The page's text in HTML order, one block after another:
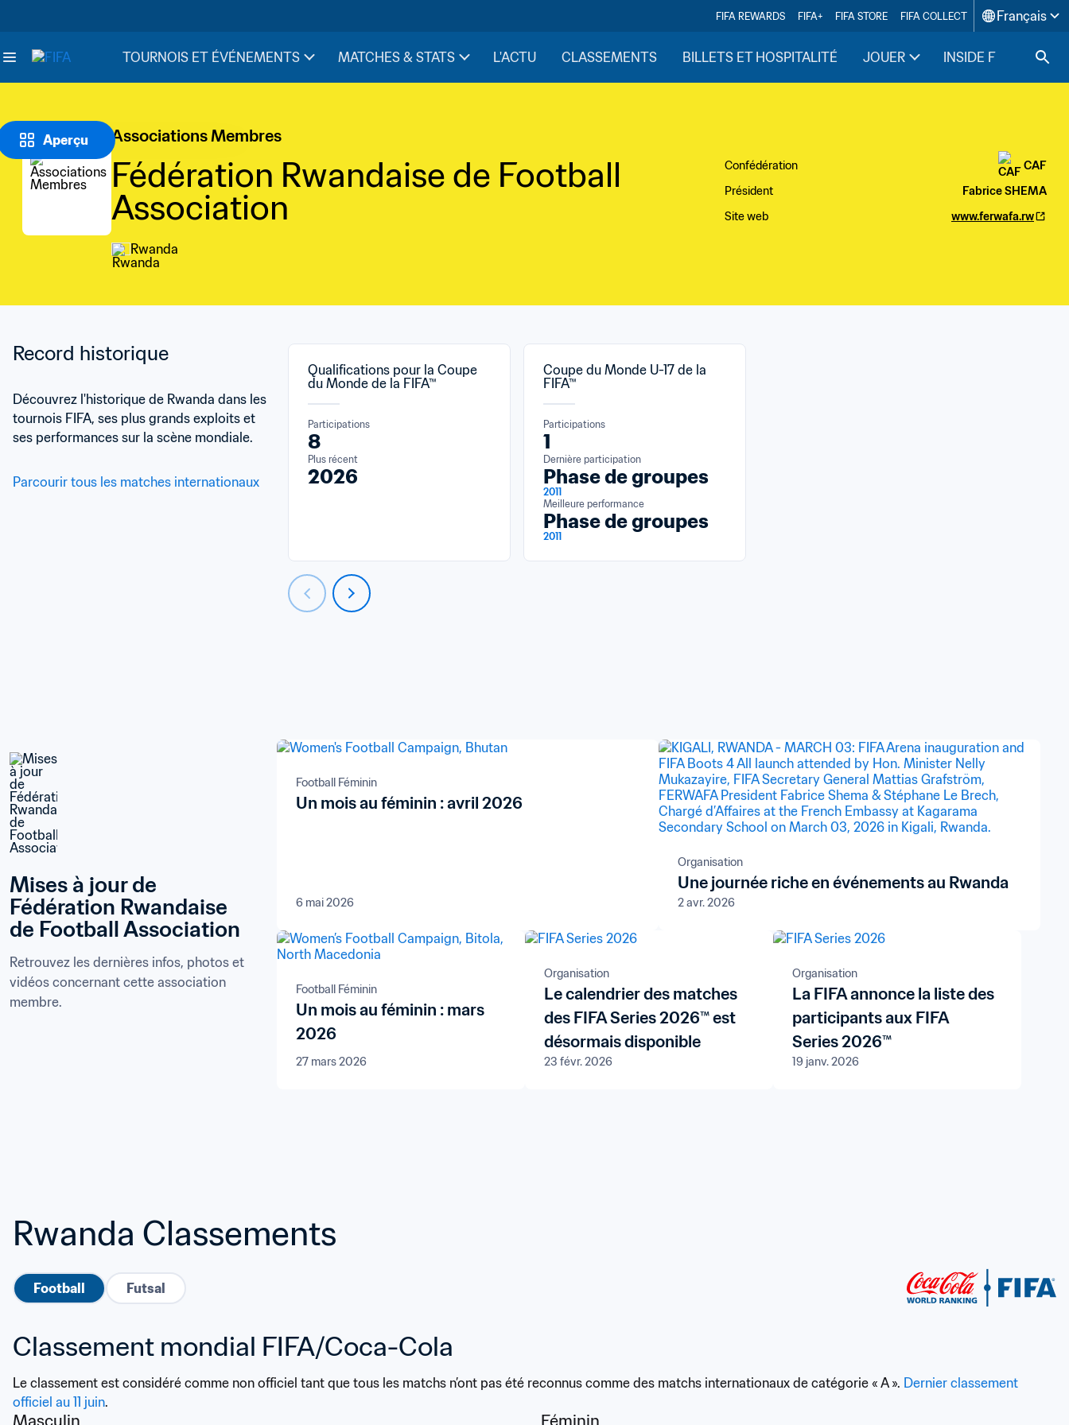
FIFA REWARDS FIFA+ FIFA STORE FIFA COLLECT Français
TOURNOIS ET ÉVÉNEMENTS MATCHES & STATS L'ACTU CLASSEMENTS BILLETS ET HOSPITALITÉ JOUER INSIDE FIFA
Aperçu Associations Membres
Fédération Rwandaise de Football
Association
Rwanda
Confédération
CAF
Président
Fabrice SHEMA
Site web
www.ferwafa.rw
Record historique
Découvrez l'historique de Rwanda dans les
tournois FIFA, ses plus grands exploits et
ses performances sur la scène mondiale.
Parcourir tous les matches internationaux
Qualifications pour la Coupe
du Monde de la FIFA™
Participations
8
Plus récent
2026
Coupe du Monde U-17 de la
FIFA™
Participations
1
Dernière participation
Phase de groupes
2011
Meilleure performance
Phase de groupes
2011
Mises à jour de
Fédération Rwandaise
de Football Association
Retrouvez les dernières infos, photos et
vidéos concernant cette association
membre.
Football Féminin
Un mois au féminin : avril 2026
6 mai 2026
Organisation
Une journée riche en événements au Rwanda
2 avr. 2026
Football Féminin
Un mois au féminin : mars
2026
27 mars 2026
Organisation
Le calendrier des matches
des FIFA Series 2026™ est
désormais disponible
23 févr. 2026
Organisation
La FIFA annonce la liste des
participants aux FIFA
Series 2026™
19 janv. 2026
Rwanda Classements
Football Futsal
Classement mondial FIFA/Coca-Cola
Le classement est considéré comme non officiel tant que tous les matchs n’ont pas été reconnus comme des matchs internationaux de catégorie « A ». Dernier classement
officiel au 11 juin.